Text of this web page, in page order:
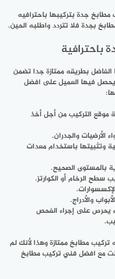
جدة بتركيبها باحترافيه
بجدة فلا تتردد واطلبه الحين.
باحترافية
بطريقه ممتازة جدا تضمن
يحصل فيها العميل على افضل
موقع التركيب من أجل أخذ
الأرضيات والجدران.
وتثبيتها باستخدام معدات
بالمستوى الصحيح.
الرخام أو الكوارتز.
والأدراج.
يحرص على إجراء الفحص
مطابخ ممتازة وهذا لأنك لم
مع افضل فني تركيب مطابخ